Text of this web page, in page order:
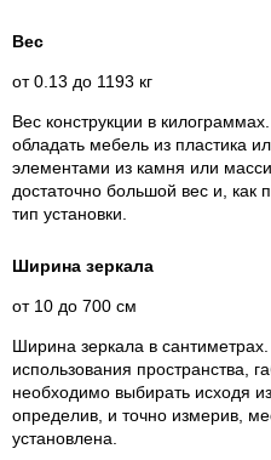
Вес
от 0.13 до 1193 кг
Вес конструкции в
обладать мебель из пластика
элементами из камня или
достаточно большой вес и, как
тип установки.
Ширина зеркала
от 10 до 700 см
Ширина зеркала в
использования пространства,
необходимо выбирать исходя
определив, и точно измерив,
установлена.